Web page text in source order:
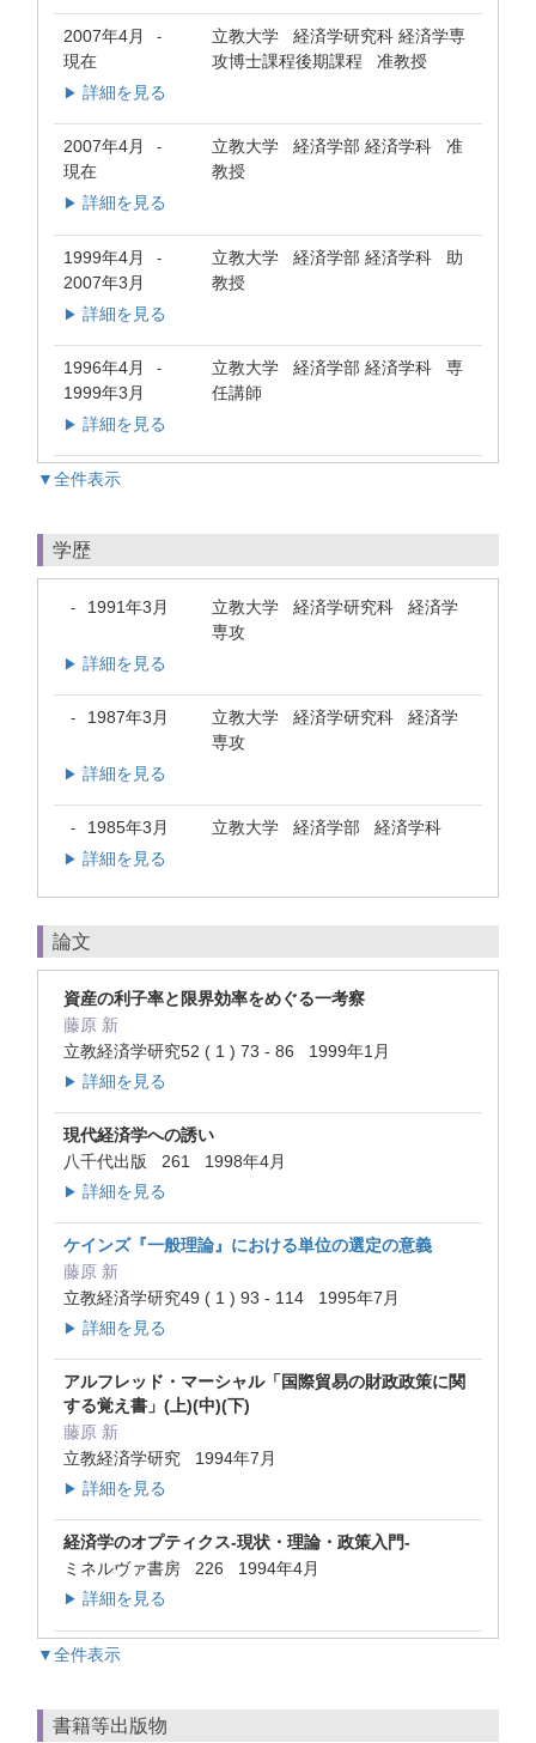
2007年4月 -
現在
立教大学 経済学研究科 経済学専
攻博士課程後期課程 准教授
▶ 詳細を見る
2007年4月 -
現在
立教大学 経済学部 経済学科 准
教授
▶ 詳細を見る
1999年4月 -
2007年3月
立教大学 経済学部 経済学科 助
教授
▶ 詳細を見る
1996年4月 -
1999年3月
立教大学 経済学部 経済学科 専
任講師
▶ 詳細を見る
▼全件表示
学歴
- 1991年3月
立教大学 経済学研究科 経済学
専攻
▶ 詳細を見る
- 1987年3月
立教大学 経済学研究科 経済学
専攻
▶ 詳細を見る
- 1985年3月 立教大学 経済学部 経済学科
▶ 詳細を見る
論文
資産の利子率と限界効率をめぐる一考察
藤原 新
立教経済学研究52 ( 1 ) 73 - 86 1999年1月
▶ 詳細を見る
現代経済学への誘い
八千代出版 261 1998年4月
▶ 詳細を見る
ケインズ『一般理論』における単位の選定の意義
藤原 新
立教経済学研究49 ( 1 ) 93 - 114 1995年7月
▶ 詳細を見る
アルフレッド・マーシャル「国際貿易の財政政策に関
する覚え書」(上)(中)(下)
藤原 新
立教経済学研究 1994年7月
▶ 詳細を見る
経済学のオプティクス-現状・理論・政策入門-
ミネルヴァ書房 226 1994年4月
▶ 詳細を見る
▼全件表示
書籍等出版物